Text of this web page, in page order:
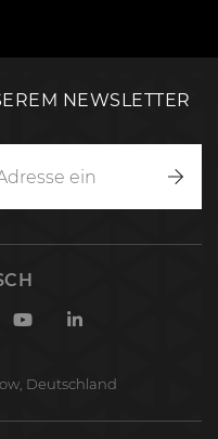
NEWSLETTER
YoutubeLinkedin
Deutschland